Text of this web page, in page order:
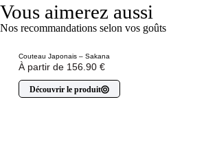
Vous aimerez aussi
Nos recommandations selon vos goûts
Couteau Japonais – Sakana
À partir de 156.90 €
Découvrir le produit